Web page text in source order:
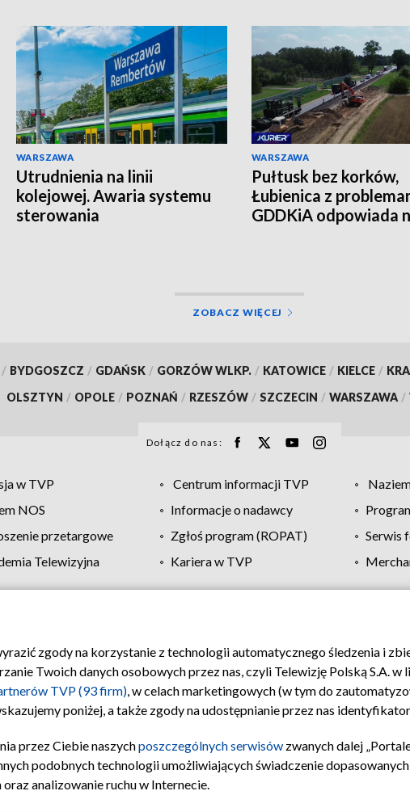
WARSZAWA
Utrudnienia na linii
kolejowej. Awaria systemu
sterowania
WARSZAWA
Pułtusk bez korków,
Łubienica z
GDDKiA odpowiada
ZOBACZ WIĘCEJ
/ BYDGOSZCZ / GDAŃSK / GORZÓW WLKP. / KATOWICE / KIELCE /
OLSZTYN / OPOLE / POZNAŃ / RZESZÓW / SZCZECIN / WARSZAWA /
Dołącz do nas:
w TVP Centrum informacji TVP
NOS Informacje o nadawcy
przetargowe Zgłoś program (ROPAT)
Serwis
Telewizyjna Kariera w TVP
TVP Polityka prywatności Moje zgody Pomoc Biuro
zgody na korzystanie z technologii automatycznego śledzenia i
Twoich danych osobowych przez nas, czyli Telewizję Polską S.A. w
TVP (93 firm), w celach marketingowych (w tym do
poniżej, a także zgody na udostępnianie przez nas
przez Ciebie naszychposzczególnych serwisów zwanych dalej
podobnych technologii umożliwiających świadczenie
analizowanie ruchu w Internecie.